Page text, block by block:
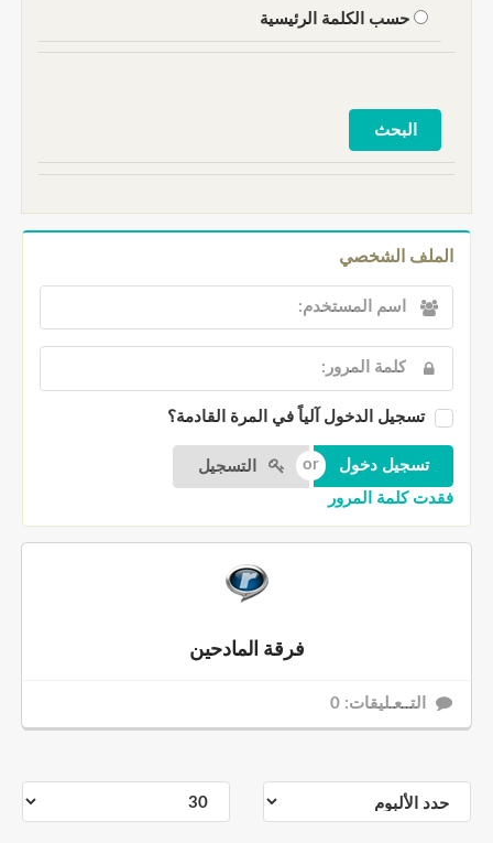
حسب الكلمة الرئيسية
الملف الشخصي
تسجيل الدخول آلياً في المرة القادمة؟
التسجيل
فقدت كلمة المرور
فرقة المادحين
التــعـليقات: 0